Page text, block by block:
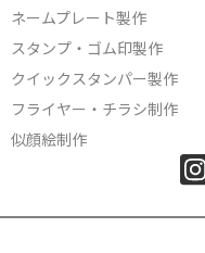
ネームプレート製作
スタンプ・ゴム印製作
クイックスタンパー製作
フライヤー・チラシ制作
似顔絵制作